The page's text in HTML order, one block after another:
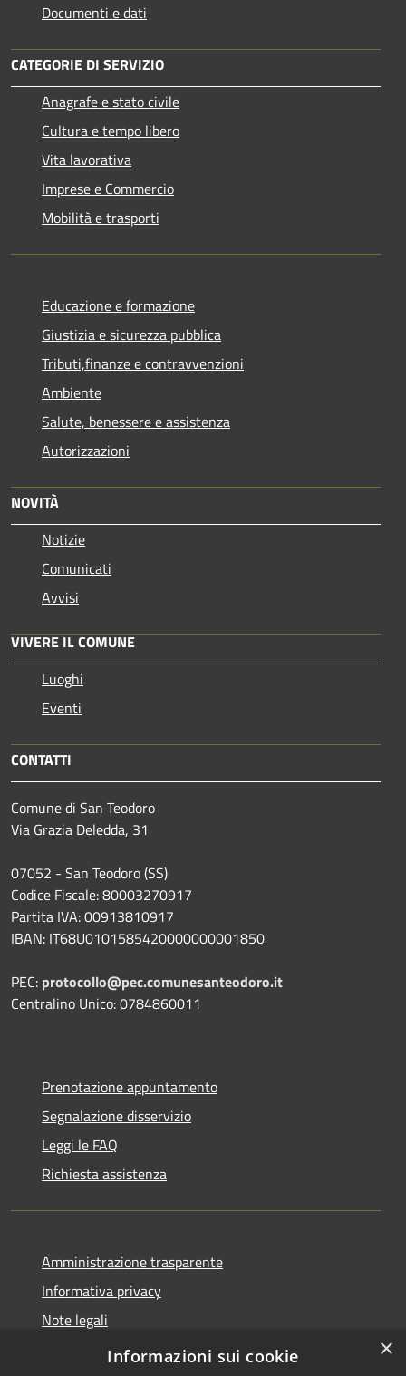
Documenti e dati
CATEGORIE DI SERVIZIO
Anagrafe e stato civile
Cultura e tempo libero
Vita lavorativa
Imprese e Commercio
Mobilità e trasporti
Educazione e formazione
Giustizia e sicurezza pubblica
Tributi,finanze e contravvenzioni
Ambiente
Salute, benessere e assistenza
Autorizzazioni
NOVITÀ
Notizie
Comunicati
Avvisi
VIVERE IL COMUNE
Luoghi
Eventi
CONTATTI
Comune di San Teodoro
Via Grazia Deledda, 31
07052 - San Teodoro (SS)
Codice Fiscale: 80003270917
Partita IVA: 00913810917
IBAN: IT68U0101585420000000001850
PEC: protocollo@pec.comunesanteodoro.it
Centralino Unico: 0784860011
Prenotazione appuntamento
Segnalazione disservizio
Leggi le FAQ
Richiesta assistenza
Amministrazione trasparente
Informativa privacy
Note legali
Dichiarazione di accessibilità
×
Informazioni sui cookie